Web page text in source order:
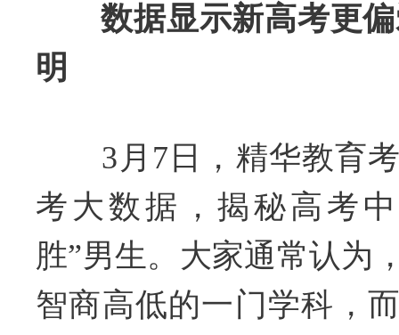
数据显示新高考更
明
3月7日，精华教育考
考大数据，揭秘高考
胜”男生。大家通常认为
智商高低的一门学科，